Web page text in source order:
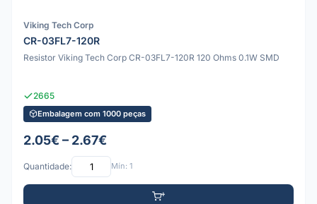
Viking Tech Corp
CR-03FL7-120R
Resistor Viking Tech Corp CR-03FL7-120R 120 Ohms 0.1W SMD
2665
Embalagem com 1000 peças
2.05€ – 2.67€
Quantidade: Mín: 1